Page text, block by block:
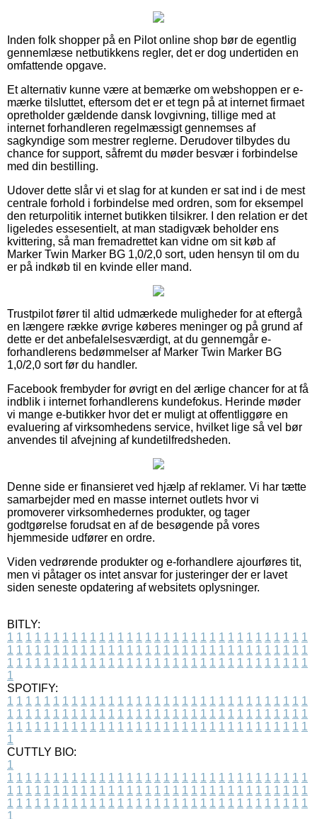
Inden folk shopper på en Pilot online shop bør de egentlig
gennemlæse netbutikkens regler, det er dog undertiden en
omfattende opgave.
Et alternativ kunne være at bemærke om webshoppen er e-
mærke tilsluttet, eftersom det er et tegn på at internet firmaet
opretholder gældende dansk lovgivning, tillige med at
internet forhandleren regelmæssigt gennemses af
sagkyndige som mestrer reglerne. Derudover tilbydes du
chance for support, såfremt du møder besvær i forbindelse
med din bestilling.
Udover dette slår vi et slag for at kunden er sat ind i de mest
centrale forhold i forbindelse med ordren, som for eksempel
den returpolitik internet butikken tilsikrer. I den relation er det
ligeledes essesentielt, at man stadigvæk beholder ens
kvittering, så man fremadrettet kan vidne om sit køb af
Marker Twin Marker BG 1,0/2,0 sort, uden hensyn til om du
er på indkøb til en kvinde eller mand.
Trustpilot fører til altid udmærkede muligheder for at eftergå
en længere række øvrige køberes meninger og på grund af
dette er det anbefalelsesværdigt, at du gennemgår e-
forhandlerens bedømmelser af Marker Twin Marker BG
1,0/2,0 sort før du handler.
Facebook frembyder for øvrigt en del ærlige chancer for at få
indblik i internet forhandlerens kundefokus. Herinde møder
vi mange e-butikker hvor det er muligt at offentliggøre en
evaluering af virksomhedens service, hvilket lige så vel bør
anvendes til afvejning af kundetilfredsheden.
Denne side er finansieret ved hjælp af reklamer. Vi har tætte
samarbejder med en masse internet outlets hvor vi
promoverer virksomhedernes produkter, og tager
godtgørelse forudsat en af de besøgende på vores
hjemmeside udfører en ordre.
Viden vedrørende produkter og e-forhandlere ajourføres tit,
men vi påtager os intet ansvar for justeringer der er lavet
siden seneste opdatering af websitets oplysninger.
BITLY:
1 1 1 1 1 1 1 1 1 1 1 1 1 1 1 1 1 1 1 1 1 1 1 1 1 1 1 1 1 1 1 1 1
1 1 1 1 1 1 1 1 1 1 1 1 1 1 1 1 1 1 1 1 1 1 1 1 1 1 1 1 1 1 1 1 1
1 1 1 1 1 1 1 1 1 1 1 1 1 1 1 1 1 1 1 1 1 1 1 1 1 1 1 1 1 1 1 1 1
1
SPOTIFY:
1 1 1 1 1 1 1 1 1 1 1 1 1 1 1 1 1 1 1 1 1 1 1 1 1 1 1 1 1 1 1 1 1
1 1 1 1 1 1 1 1 1 1 1 1 1 1 1 1 1 1 1 1 1 1 1 1 1 1 1 1 1 1 1 1 1
1 1 1 1 1 1 1 1 1 1 1 1 1 1 1 1 1 1 1 1 1 1 1 1 1 1 1 1 1 1 1 1 1
1
CUTTLY BIO:
1
1 1 1 1 1 1 1 1 1 1 1 1 1 1 1 1 1 1 1 1 1 1 1 1 1 1 1 1 1 1 1 1 1
1 1 1 1 1 1 1 1 1 1 1 1 1 1 1 1 1 1 1 1 1 1 1 1 1 1 1 1 1 1 1 1 1
1 1 1 1 1 1 1 1 1 1 1 1 1 1 1 1 1 1 1 1 1 1 1 1 1 1 1 1 1 1 1 1 1
1